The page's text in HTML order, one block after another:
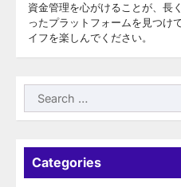
資金管理を心がけることが、長
ったプラットフォームを見つけ
イフを楽しんでください。
Search
for:
Categories